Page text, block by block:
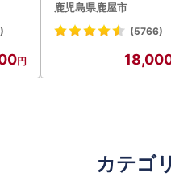
cp18 うなぎ 鰻 魚 惣菜
菜
鹿児島県鹿屋市
(5766)
カテゴ